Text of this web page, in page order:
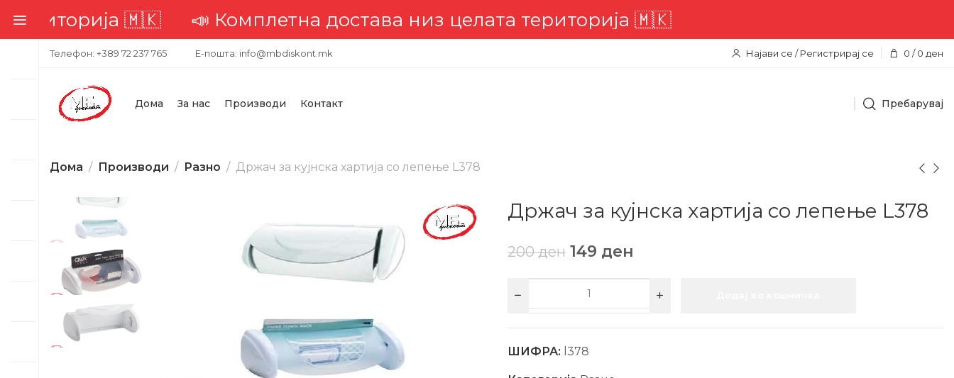
🇲🇰📣 Комплетна достава низ целата територија 🇲🇰
Телефон: +389 72 237 765 Е-пошта: info@mbdiskont.mk Најави се / Регистрирај се 0 / 0 ден
Дома За нас Производи Контакт Пребарувај
Дома Производи Разно Држач за кујнска хартија со лепење L378
Држач за кујнска хартија со лепење L378
200ден 149 ден
ШИФРА: l378